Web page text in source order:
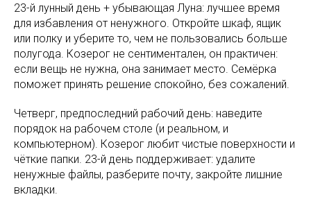
23-й лунный день + убывающая Луна: лучшее время
для избавления от ненужного. Откройте шкаф, ящик
или полку и уберите то, чем не пользовались больше
полугода. Козерог не сентиментален, он практичен:
если вещь не нужна, она занимает место. Семёрка
поможет принять решение спокойно, без сожалений.
Четверг, предпоследний рабочий день: наведите
порядок на рабочем столе (и реальном, и
компьютерном). Козерог любит чистые поверхности и
чёткие папки. 23-й день поддерживает: удалите
ненужные файлы, разберите почту, закройте лишние
вкладки.